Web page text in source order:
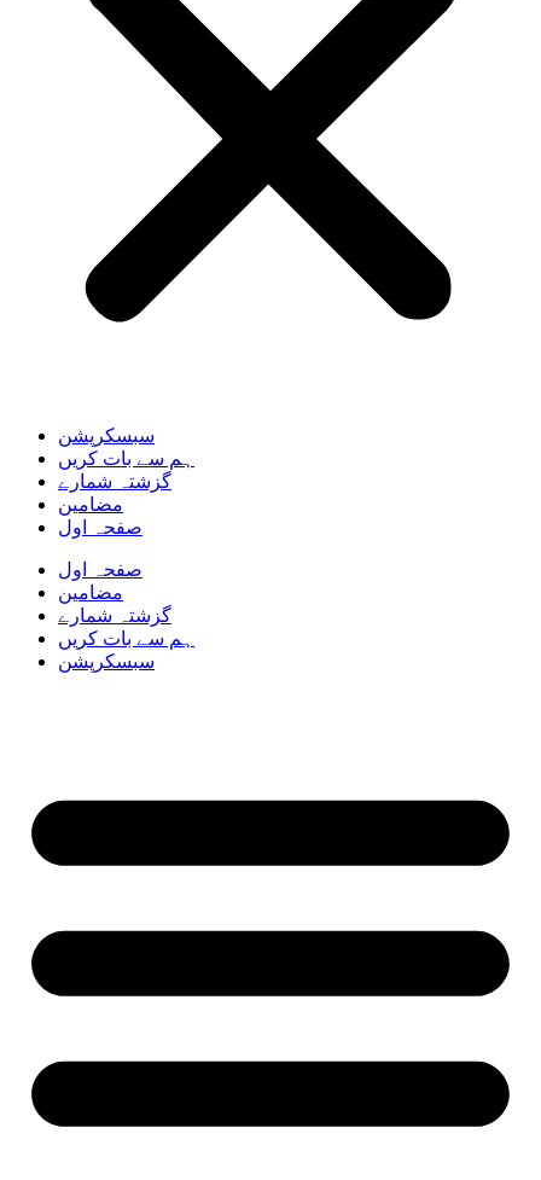
سبسکرپشن
ہم سے بات کریں
گزشتہ شمارے
مضامین
صفحہ اول
صفحہ اول
مضامین
گزشتہ شمارے
ہم سے بات کریں
سبسکرپشن